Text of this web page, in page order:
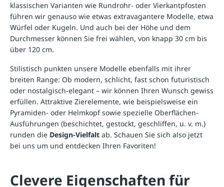
klassischen Varianten wie Rundrohr- oder Vierkantpfosten
führen wir genauso wie etwas extravagantere Modelle, etwa
Würfel oder Kugeln. Und auch bei der Höhe und dem
Durchmesser können Sie frei wählen, von knapp 30 cm bis
über 120 cm.
Stilistisch punkten unsere Modelle ebenfalls mit ihrer
breiten Range: Ob modern, schlicht, fast schon futuristisch
oder nostalgisch-elegant – wir können Ihren Wunsch gewiss
erfüllen. Attraktive Zierelemente, wie beispielsweise ein
Pyramiden- oder Helmkopf sowie spezielle Oberflächen-
Ausführungen (beschichtet, gestockt, geschliffen, u. v. m.)
runden die Design-Vielfalt ab. Schauen Sie sich also jetzt
bei uns um und entdecken Ihren Favoriten!
Clevere Eigenschaften für